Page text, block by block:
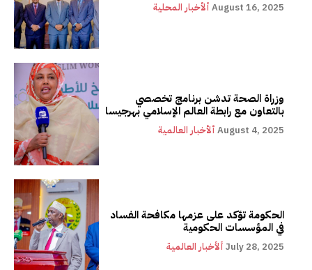
ألأخبار المحلية August 16, 2025
وزراة الصحة تدشن برنامج تخصصي
بالتعاون مع رابطة العالم الإسلامي بهرجيسا
ألأخبار العالمية August 4, 2025
الحكومة تؤكد على عزمها مكافحة الفساد
في المؤسسات الحكومية
ألأخبار العالمية July 28, 2025